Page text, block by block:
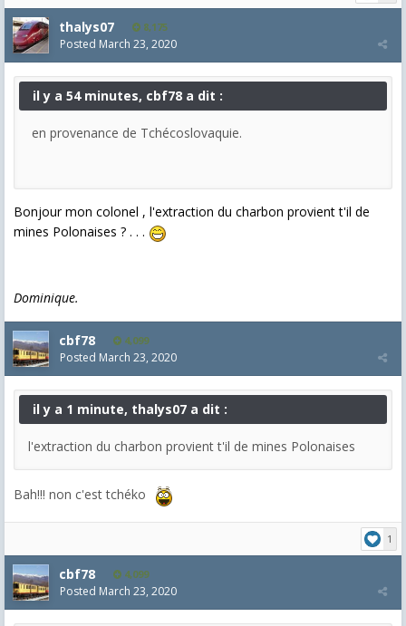
thalys07 8,175
Posted March 23, 2020
il y a 54 minutes, cbf78 a dit :
en provenance de Tchécoslovaquie.
Bonjour mon colonel , l'extraction du charbon provient t'il de
mines Polonaises ? . . .
Dominique.
cbf78 4,099
Posted March 23, 2020
il y a 1 minute, thalys07 a dit :
l'extraction du charbon provient t'il de mines Polonaises
Bah!!! non c'est tchéko
1
cbf78 4,099
Posted March 23, 2020